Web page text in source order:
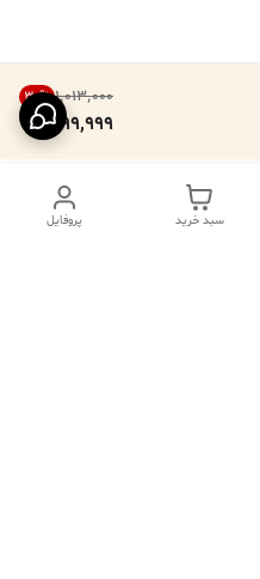
۱٬۰۱۳٬۰۰۰ 30%
699,999
پروفایل سبد خرید